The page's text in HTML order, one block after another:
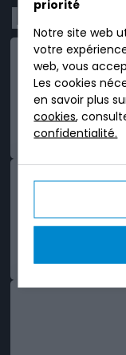
priorité
Notre site web
votre
web, vous
Les cookies
en savoir plus
cookies,
confidentialité.